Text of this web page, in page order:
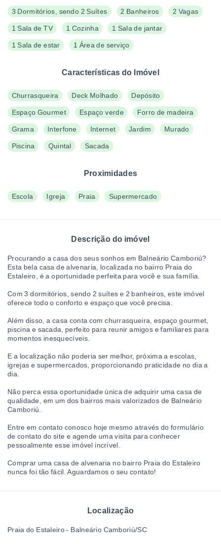
3 Dormitórios, sendo 2 Suítes 2 Banheiros 2 Vagas
1 Sala de TV 1 Cozinha 1 Sala de jantar
1 Sala de estar 1 Área de serviço
Características do Imóvel
Churrasqueira Deck Molhado Depósito
Espaço Gourmet Espaço verde Forro de madeira
Grama Interfone Internet Jardim Murado
Piscina Quintal Sacada
Proximidades
Escola Igreja Praia Supermercado
Descrição do imóvel
Procurando a casa dos seus sonhos em Balneário Camboriú?
Esta bela casa de alvenaria, localizada no bairro Praia do
Estaleiro, é a oportunidade perfeita para você e sua família.
Com 3 dormitórios, sendo 2 suítes e 2 banheiros, este imóvel
oferece todo o conforto e espaço que você precisa.
Além disso, a casa conta com churrasqueira, espaço gourmet,
piscina e sacada, perfeito para reunir amigos e familiares para
momentos inesquecíveis.
E a localização não poderia ser melhor, próxima a escolas,
igrejas e supermercados, proporcionando praticidade no dia a
dia.
Não perca essa oportunidade única de adquirir uma casa de
qualidade, em um dos bairros mais valorizados de Balneário
Camboriú.
Entre em contato conosco hoje mesmo através do formulário
de contato do site e agende uma visita para conhecer
pessoalmente esse imóvel incrível.
Comprar uma casa de alvenaria no bairro Praia do Estaleiro
nunca foi tão fácil. Aguardamos o seu contato!
Localização
Praia do Estaleiro - Balneário Camboriú/SC